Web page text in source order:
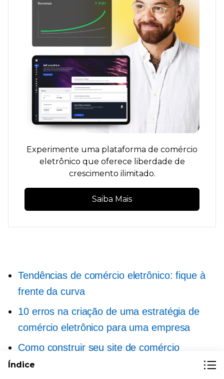
Experimente uma plataforma de comércio
eletrônico que oferece liberdade de
crescimento ilimitado.
Saiba Mais
Tendências de comércio eletrônico: fique à
frente da curva
10 erros na criação de uma estratégia de
comércio eletrônico para uma empresa
Como construir seu site de comércio
eletrônico do zero (3 etapas fáceis)
Índice